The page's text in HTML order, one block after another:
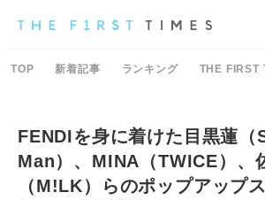
TOP 新着記事 ランキング THE FIRST
FENDIを身に着けた目黒蓮（
Man）、MINA（TWICE）、
（M!LK）らのポップアップ